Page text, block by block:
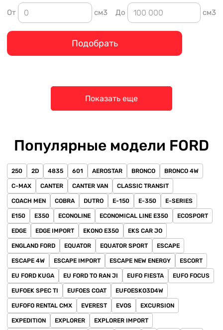
От см3 До см3
Подобрать
Показать еще
Популярные модели FORD
250 2D 4835 601 AEROSTAR BRONCO BRONCO 4W
C-MAX CANTER CANTER VAN CLASSIC TRANSIT
COACH MEN COBRA DUTRO E-150 E-350 E-SERIES
E150 E350 ECONOLINE ECONOMICAL LINE E350 ECOSPORT
EDGE EDGE IMPORT EKONO E350 EKS CAR JO
ENGLAND FORD EQUATOR EQUATOR SPORT ESCAPE
ESCAPE 4W ESCAPE IMPORT ESCAPE NEW ENERGY ESCORT
EU FORD KUGA EU FORD TO RAN JI EUFO FIESTA EUFO FOCUS
EUFOEK SPEC TI EUFOES COAT EUFOESKO3D4W
EUFOFO RENTAL CMX EVEREST EVOS EXCURSION
EXPEDITION EXPLORER EXPLORER IMPORT